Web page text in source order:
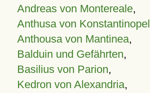
Andreas von Montereale,
Anthusa von Konstantinopel
Anthousa von Mantinea,
Balduin und Gefährten,
Basilius von Parion,
Kedron von Alexandria,